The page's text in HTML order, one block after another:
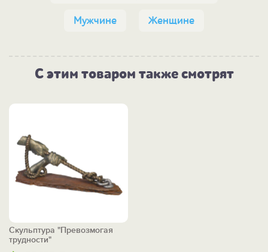
Мужчине Женщине
С этим товаром также смотрят
Скульптура "Превозмогая
трудности"